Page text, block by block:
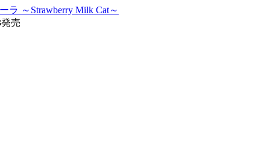
ラ ～Strawberry Milk Cat～
売